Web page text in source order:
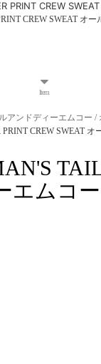
PRINT CREW
CREW SWEAT オ
Item
ンドディーエムコー /
CREW SWEAT
ムコ